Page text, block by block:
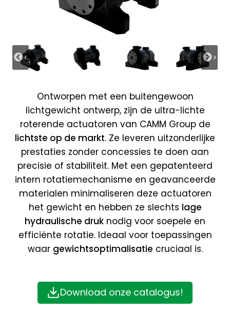
Ontworpen met een buitengewoon
lichtgewicht ontwerp, zijn de ultra-lichte
roterende actuatoren van CAMM Group de
lichtste op de markt. Ze leveren uitzonderlijke
prestaties zonder concessies te doen aan
precisie of stabiliteit. Met een gepatenteerd
intern rotatiemechanisme en geavanceerde
materialen minimaliseren deze actuatoren
het gewicht en hebben ze slechts lage
hydraulische druk nodig voor soepele en
efficiënte rotatie. Ideaal voor toepassingen
waar gewichtsoptimalisatie cruciaal is.
Download onze catalogus!